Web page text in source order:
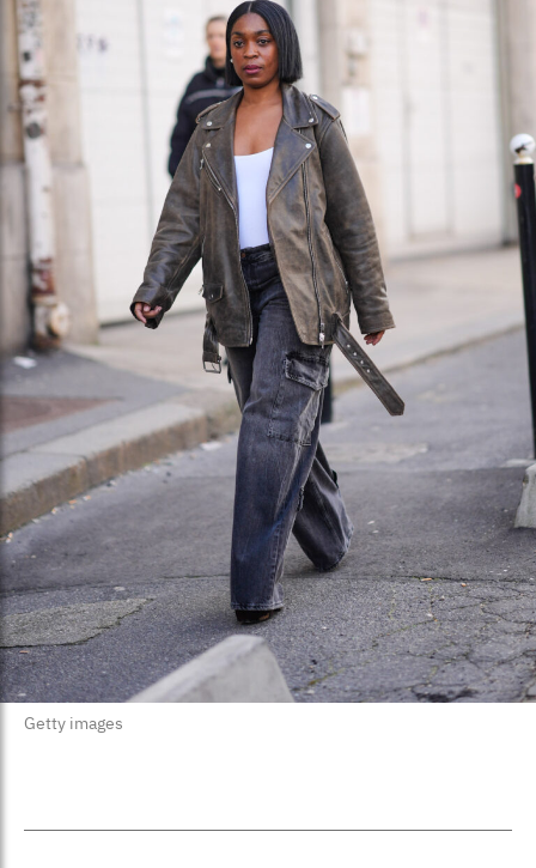
Getty images